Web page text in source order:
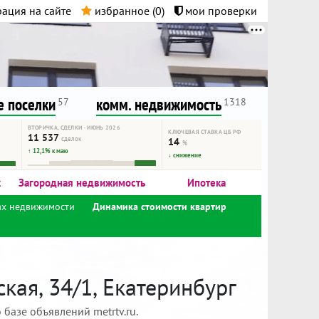
на сайте избранное (0) мои проверки
поселки 57 комм. недвижимость 1318
ВТОРИЧКА, СДЕЛКИ · ИЮНЬ 2026
11 537 сделок
↑ 12,1% к маю
КЛЮЧЕВАЯ СТАВКА ЦБ РФ
14%
↓ снижение
Загородная недвижимость Ипотека
недвижимости Динамика стоимости квартир
34/1, Екатеринбург
объявлений metrtv.ru.